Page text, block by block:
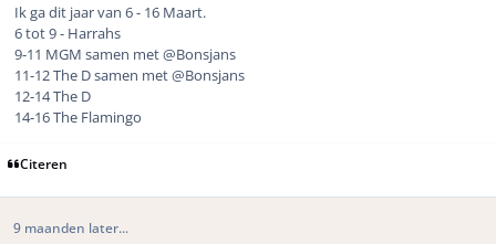
Ik ga dit jaar van 6 - 16 Maart.
6 tot 9 - Harrahs
9-11 MGM samen met @Bonsjans
11-12 The D samen met @Bonsjans
12-14 The D
14-16 The Flamingo
Citeren
9 maanden later...